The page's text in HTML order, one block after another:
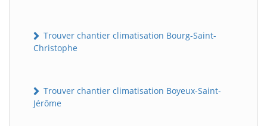
Trouver chantier climatisation Bourg-Saint-
Christophe
Trouver chantier climatisation Boyeux-Saint-
Jérôme